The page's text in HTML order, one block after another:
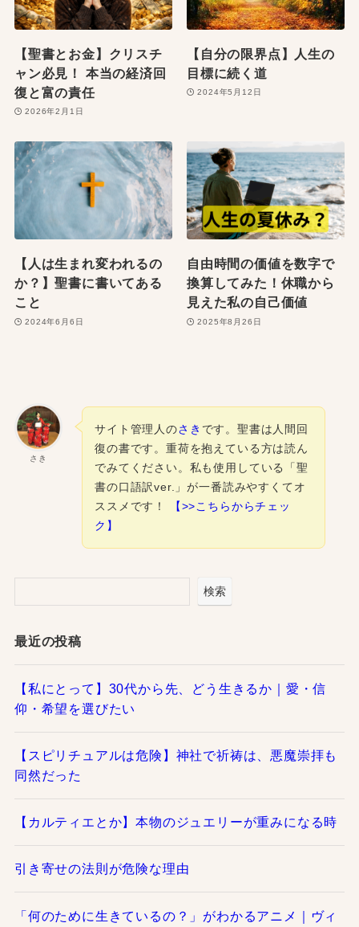
【聖書とお金】クリスチ
ャン必見！ 本当の経済回
復と富の責任
2026年2月1日
【自分の限界点】人生の
目標に続く道
2024年5月12日
【人は生まれ変われるの
か？】聖書に書いてある
こと
2024年6月6日
自由時間の価値を数字で
換算してみた！休職から
見えた私の自己価値
2025年8月26日
さき
サイト管理人のさき です。聖書は人間回
復の書です。重荷を抱えている方は読ん
でみてください。私も使用している「聖
書の口語訳ver.」が一番読みやすくてオ
ススメです！
【>>こちらからチェッ
ク】
検索
最近の投稿
【私にとって】30代から先、どう生きるか｜愛・信
仰・希望を選びたい
【スピリチュアルは危険】神社で祈祷は、悪魔崇拝も
同然だった
【カルティエとか】本物のジュエリーが重みになる時
引き寄せの法則が危険な理由
「何のために生きているの？」がわかるアニメ｜ヴィ